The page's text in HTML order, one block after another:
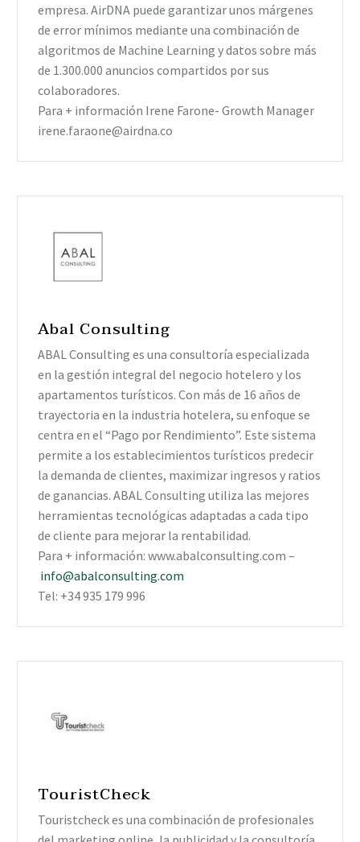
empresa. AirDNA puede garantizar unos márgenes
de error mínimos mediante una combinación de
algoritmos de Machine Learning y datos sobre más
de 1.300.000 anuncios compartidos por sus
colaboradores.
Para + información Irene Farone- Growth Manager
irene.faraone@airdna.co
Abal Consulting
ABAL Consulting es una consultoría especializada
en la gestión integral del negocio hotelero y los
apartamentos turísticos. Con más de 16 años de
trayectoria en la industria hotelera, su enfoque se
centra en el “Pago por Rendimiento”. Este sistema
permite a los establecimientos turísticos predecir
la demanda de clientes, maximizar ingresos y ratios
de ganancias. ABAL Consulting utiliza las mejores
herramientas tecnológicas adaptadas a cada tipo
de cliente para mejorar la rentabilidad.
Para + información: www.abalconsulting.com –
info@abalconsulting.com
Tel: +34 935 179 996
TouristCheck
Touristcheck es una combinación de profesionales